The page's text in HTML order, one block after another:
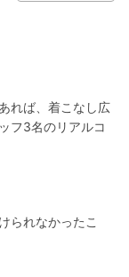
れば、着こなし広
フ3名のリアルコ
られなかったこ